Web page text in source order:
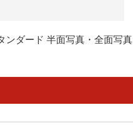
ンダード 半面写真・全面写真